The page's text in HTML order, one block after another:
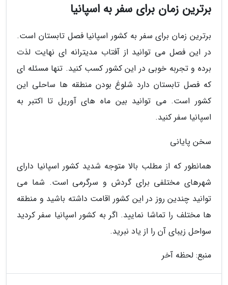
برترین زمان برای سفر به اسپانیا
برترین زمان برای سفر به کشور اسپانیا فصل تابستان است.
در این فصل می توانید از آفتاب مدیترانه ای نهایت لذت
برده و تجربه خوبی در این کشور کسب کنید. تنها مسئله ای
که فصل تابستان دارد شلوغ بودن منطقه ها ساحلی این
کشور است. می توانید بین ماه های آوریل تا اکتبر به
اسپانیا سفر کنید.
سخن پایانی
همانطور که از مطلب بالا متوجه شدید کشور اسپانیا دارای
شهرهای مختلفی برای گردش و سرگرمی است. شما می
توانید چندین روز در این کشور اقامت داشته باشید و منطقه
ها مختلف را تماشا نمایید. اگر به کشور اسپانیا سفر کردید
سواحل زیبای آن را از یاد نبرید.
منبع: لحظه آخر